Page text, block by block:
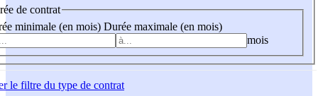
de contrat
minimale (en mois) Durée maximale (en mois)
mois
le filtre du type de contrat